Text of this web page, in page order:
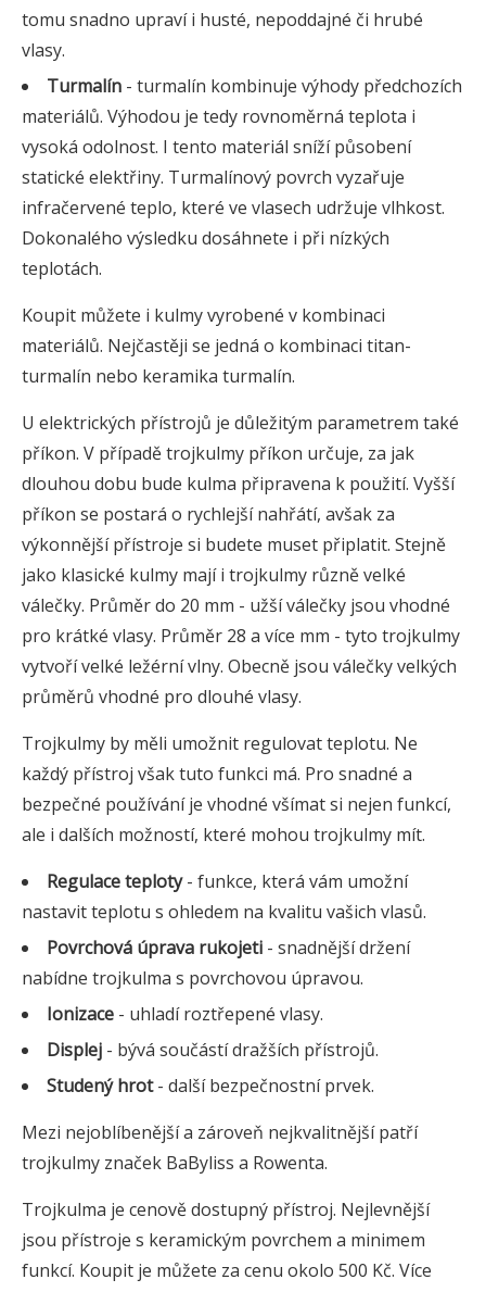
tomu snadno upraví i husté, nepoddajné či hrubé
vlasy.
Turmalín - turmalín kombinuje výhody předchozích
materiálů. Výhodou je tedy rovnoměrná teplota i
vysoká odolnost. I tento materiál sníží působení
statické elektřiny. Turmalínový povrch vyzařuje
infračervené teplo, které ve vlasech udržuje vlhkost.
Dokonalého výsledku dosáhnete i při nízkých
teplotách.
Koupit můžete i kulmy vyrobené v kombinaci
materiálů. Nejčastěji se jedná o kombinaci titan-
turmalín nebo keramika turmalín.
U elektrických přístrojů je důležitým parametrem také
příkon. V případě trojkulmy příkon určuje, za jak
dlouhou dobu bude kulma připravena k použití. Vyšší
příkon se postará o rychlejší nahřátí, avšak za
výkonnější přístroje si budete muset připlatit. Stejně
jako klasické kulmy mají i trojkulmy různě velké
válečky. Průměr do 20 mm - užší válečky jsou vhodné
pro krátké vlasy. Průměr 28 a více mm - tyto trojkulmy
vytvoří velké ležérní vlny. Obecně jsou válečky velkých
průměrů vhodné pro dlouhé vlasy.
Trojkulmy by měli umožnit regulovat teplotu. Ne
každý přístroj však tuto funkci má. Pro snadné a
bezpečné používání je vhodné všímat si nejen funkcí,
ale i dalších možností, které mohou trojkulmy mít.
Regulace teploty- funkce, která vám umožní
nastavit teplotu s ohledem na kvalitu vašich vlasů.
Povrchová úprava rukojeti - snadnější držení
nabídne trojkulma s povrchovou úpravou.
Ionizace - uhladí roztřepené vlasy.
Displej - bývá součástí dražších přístrojů.
Studený hrot- další bezpečnostní prvek.
Mezi nejoblíbenější a zároveň nejkvalitnější patří
trojkulmy značek BaByliss a Rowenta.
Trojkulma je cenově dostupný přístroj. Nejlevnější
jsou přístroje s keramickým povrchem a minimem
funkcí. Koupit je můžete za cenu okolo 500 Kč. Více